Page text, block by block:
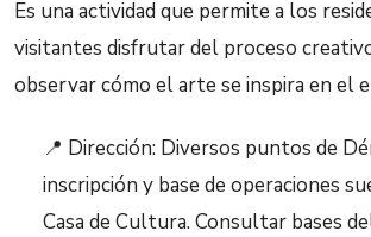
Es una actividad que permite a los
visitantes disfrutar del proceso
observar cómo el arte se inspira en el
📍 Dirección: Diversos puntos de
inscripción y base de operaciones
Casa de Cultura. Consultar bases